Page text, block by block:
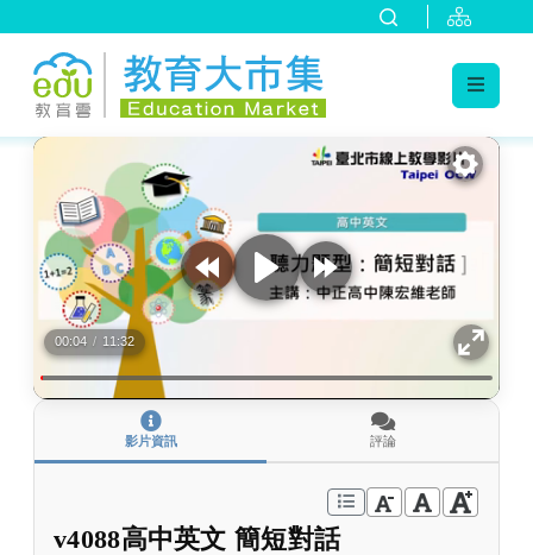
:::
00:04 / 11:32
影片資訊 評論
v4088高中英文 簡短對話